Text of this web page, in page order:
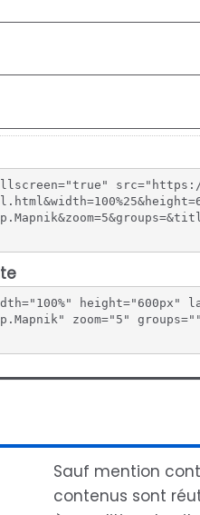
height="600px"
zoom="5"
Sauf mention
contenus sont